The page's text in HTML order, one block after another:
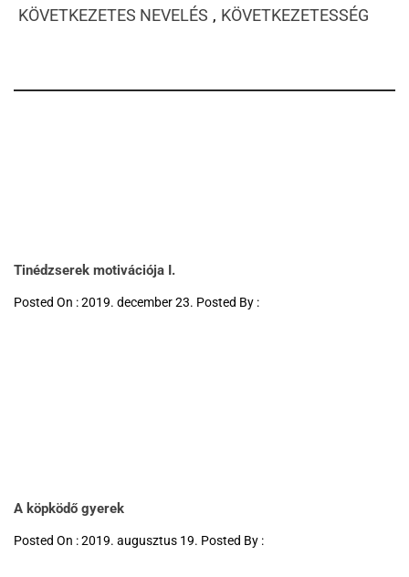
KÖVETKEZETES NEVELÉS , KÖVETKEZETESSÉG
Tinédzserek motivációja I.
Posted On : 2019. december 23. Posted By :
A köpködő gyerek
Posted On : 2019. augusztus 19. Posted By :